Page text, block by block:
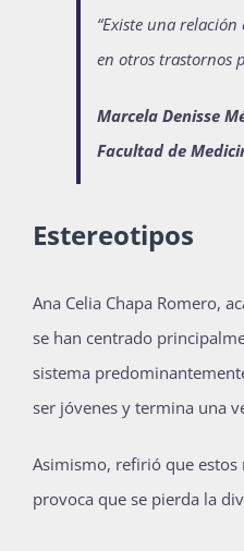
“Existe una
en otros trastornos
Marcela Denisse
Facultad de
Estereotipos
Ana Celia Chapa Romero,
se han centrado
sistema
ser jóvenes y termina una
Asimismo, refirió que
provoca que se pierda la